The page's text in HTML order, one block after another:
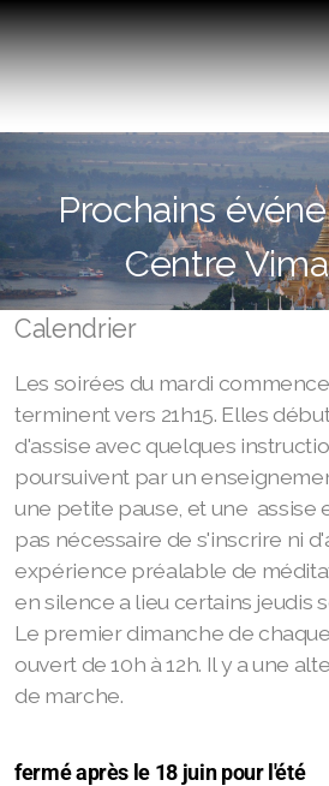
Prochains
Centre
Calendrier
Les soirées du mardi
terminent vers 21h15. Elles
d'assise avec quelques
poursuivent par un
une petite pause, et une assise
pas nécessaire de s'inscrire ni
expérience préalable de
en silence a lieu certains jeudis
Le premier dimanche de
ouvert de 10h à 12h. Il y a une
de marche.
Le
fermé après le 18 juin pour l'été
Types de Méditation
Présentation de Vimalakirti
Les Enseignants